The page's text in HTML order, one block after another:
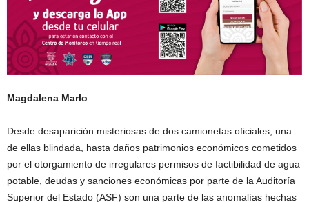
Magdalena Marlo
Desde desaparición misteriosas de dos camionetas oficiales, una
de ellas blindada, hasta daños patrimonios económicos cometidos
por el otorgamiento de irregulares permisos de factibilidad de agua
potable, deudas y sanciones económicas por parte de la Auditoría
Superior del Estado (ASF) son una parte de las anomalías hechas